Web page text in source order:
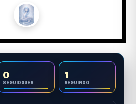
0
SEGUIDORES
1
SEGUINDO